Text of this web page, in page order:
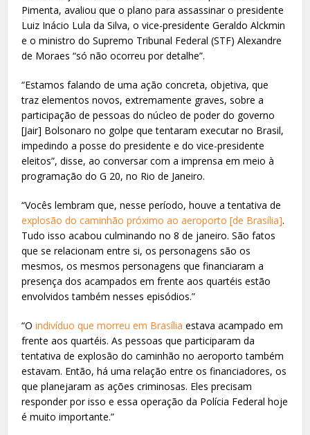
Pimenta, avaliou que o plano para assassinar o presidente
Luiz Inácio Lula da Silva, o vice-presidente Geraldo Alckmin
e o ministro do Supremo Tribunal Federal (STF) Alexandre
de Moraes “só não ocorreu por detalhe”.
“Estamos falando de uma ação concreta, objetiva, que
traz elementos novos, extremamente graves, sobre a
participação de pessoas do núcleo de poder do governo
[Jair] Bolsonaro no golpe que tentaram executar no Brasil,
impedindo a posse do presidente e do vice-presidente
eleitos”, disse, ao conversar com a imprensa em meio à
programação do G 20, no Rio de Janeiro.
“Vocês lembram que, nesse período, houve a tentativa de
explosão do caminhão próximo ao aeroporto [de Brasília].
Tudo isso acabou culminando no 8 de janeiro. São fatos
que se relacionam entre si, os personagens são os
mesmos, os mesmos personagens que financiaram a
presença dos acampados em frente aos quartéis estão
envolvidos também nesses episódios.”
“Oindivíduo que morreu em Brasília estava acampado em
frente aos quartéis. As pessoas que participaram da
tentativa de explosão do caminhão no aeroporto também
estavam. Então, há uma relação entre os financiadores, os
que planejaram as ações criminosas. Eles precisam
responder por isso e essa operação da Polícia Federal hoje
é muito importante.”